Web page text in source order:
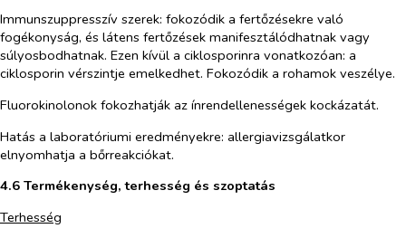
Immunszuppresszív szerek: fokozódik a fertőzésekre való
fogékonyság, és látens fertőzések manifesztálódhatnak vagy
súlyosbodhatnak. Ezen kívül a ciklosporinra vonatkozóan: a
ciklosporin vérszintje emelkedhet. Fokozódik a rohamok veszélye.
Fluorokinolonok fokozhatják az ínrendellenességek kockázatát.
Hatás a laboratóriumi eredményekre: allergiavizsgálatkor
elnyomhatja a bőrreakciókat.
4.6 Termékenység, terhesség és szoptatás
Terhesség